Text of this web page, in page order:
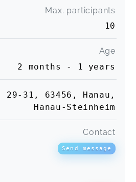
Max. participants
10
Age
2 months - 1 years
31, 63456, Hanau,
Hanau-Steinheim
Contact
Send message